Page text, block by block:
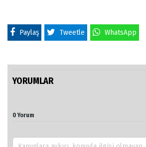
Paylaş Tweetle WhatsApp
YORUMLAR
0 Yorum